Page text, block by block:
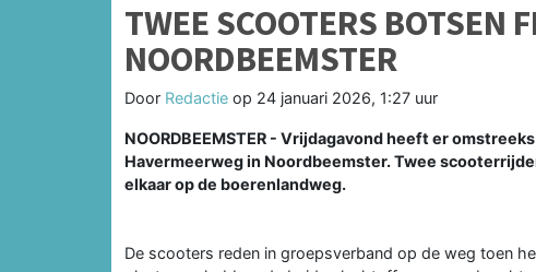
TWEE SCOOTERS BOTSEN
NOORDBEEMSTER
Door Redactie op 24 januari 2026, 1:27 uur
NOORDBEEMSTER - Vrijdagavond heeft er
Havermeerweg in Noordbeemster. Twee
elkaar op de boerenlandweg.
De scooters reden in groepsverband op de weg toen